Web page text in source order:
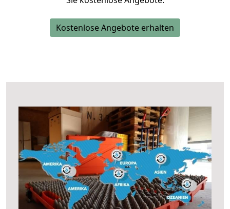
Kostenlose Angebote erhalten